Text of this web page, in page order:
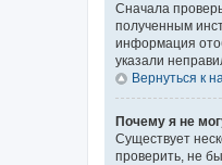
Сначала
полученным
информация
указали
Вернуться к
Почему я не
Существует
проверить, не